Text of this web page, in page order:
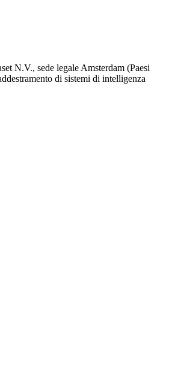
N.V., sede legale Amsterdam (Paesi
di sistemi di intelligenza